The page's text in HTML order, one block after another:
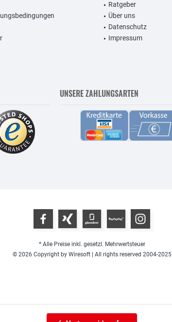
Ratgeber
Über uns
Datenschutz
Impressum
UNSERE ZAHLUNGSARTEN
* Alle Preise inkl. gesetzl. Mehrwertsteuer
© 2026 Copyright by Wiresoft | All rights reserved 2004-2025